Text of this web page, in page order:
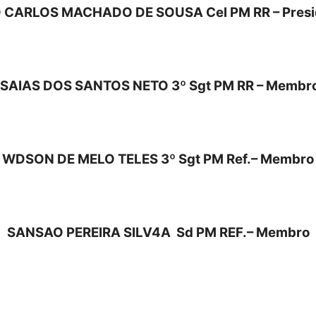
do
CARLOS MACHADO DE SOUSA Cel PM RR –
DOS SANTOS NETO 3º Sgt PM RR –
WDSON DE MELO TELES 3º Sgt PM Ref.– Membro
SANSAO PEREIRA SILV4A Sd PM REF.– Membro